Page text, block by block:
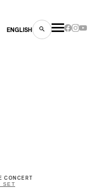
ENGLISH
CONCERT
SET